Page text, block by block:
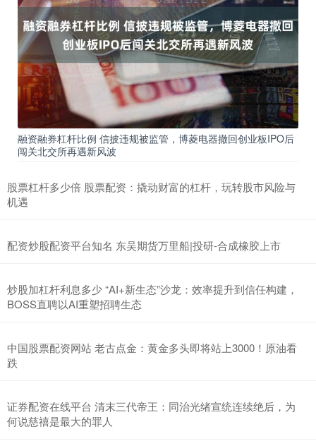
融资融券杠杆比例 信披违规被监管，博菱电器撤回创业板IPO后
闯关北交所再遇新风波
股票杠杆多少倍 股票配资：撬动财富的杠杆，玩转股市风险与
机遇
配资炒股配资平台知名 东吴期货万里船|投研-合成橡胶上市
炒股加杠杆利息多少 “AI+新生态”沙龙：效率提升到信任构建，
BOSS直聘以AI重塑招聘生态
中国股票配资网站 老古点金：黄金多头即将站上3000！原油看
跌
证券配资在线平台 清末三代帝王：同治光绪宣统连续绝后，为
何说慈禧是最大的罪人